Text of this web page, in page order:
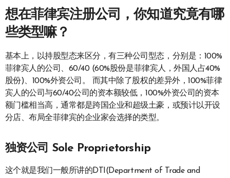
想在菲律宾注册公司，你知道究竟有哪
些类型嘛？
基本上，以持股型态来区分，有三种公司型态，分别是：100%
菲律宾人的公司、60/40 (60%股份是菲律宾人，外国人占40%
股份)、100%外资公司。 而其中除了股权的差异外，100%菲律
宾人的公司与60/40公司的资本额较低，100%外资公司的资本
额门槛相当高，通常都是跨国企业和超级土豪，或预计以开设
分店、布局全菲律宾的企业家会选择的类型。
独资公司 Sole Proprietorship
这个就是我们一般所讲的DTI(Department of Trade and